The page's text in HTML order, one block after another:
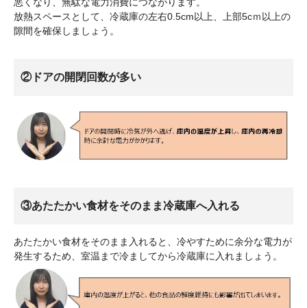
悪くなり、無駄な電力消費につながります。
放熱スペースとして、冷蔵庫の左右0.5cm以上、上部5cｍ以上の
隙間を確保しましょう。
②ドアの開閉回数が多い
③あたたかい食材をそのまま冷蔵庫へ入れる
あたたかい食材をそのまま入れると、冷やすために余分な電力が
発生するため、室温まで冷ましてから冷蔵庫に入れましょう。